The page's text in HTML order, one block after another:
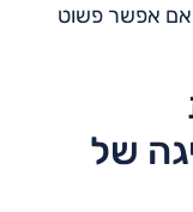
אם אפשר פשוט
של